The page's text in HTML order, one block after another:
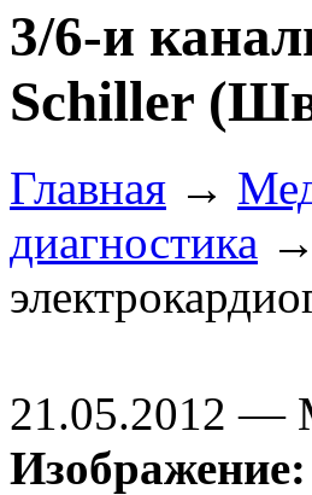
3/6-и
Schiller
Главная →
диагностика →
21.05.2012 —
Изображение: